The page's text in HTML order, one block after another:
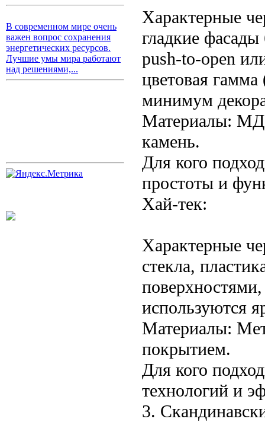
В современном мире очень
важен вопрос сохранения
энергетических ресурсов.
Лучшие умы мира работают
над решениями,...
Характерные
гладкие фасады
push-to-open
цветовая
минимум
Материалы:
камень.
Для кого
простоты и
Хай-тек:
Характерные
стекла,
используются
Материалы:
покрытием.
Для кого
технологий и
3.